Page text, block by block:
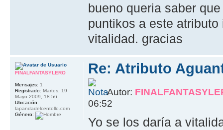
bueno queria saber
puntikos a este
vitalidad. gracias
Re: Atributo
Autor:
06:52
Yo se los daría a
FINALFANTASYLERO
Mensajes: 1
Registrado: Martes, 19
Mayo 2009, 18:56
Ubicación:
lapandadelcentollo.com
Género: